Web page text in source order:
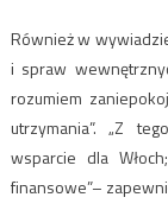
Również w
i spraw
rozumiem
utrzymania”. „Z
wsparcie dla
finansowe”–